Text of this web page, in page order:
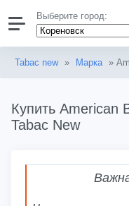
Выберите город:
Tabac new » Марка »
Купить American
Tabac New